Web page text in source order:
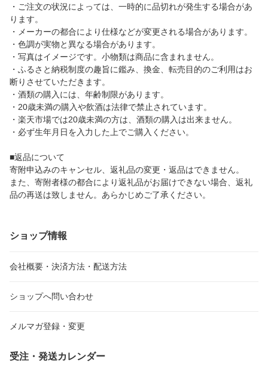
・ご注文の状況によっては、一時的に品切れが発生する場合があ
ります。
・メーカーの都合により仕様などが変更される場合があります。
・色調が実物と異なる場合があります。
・写真はイメージです。小物類は商品に含まれません。
・ふるさと納税制度の趣旨に鑑み、換金、転売目的のご利用はお
断りさせていただきます。
・酒類の購入には、年齢制限があります。
・20歳未満の購入や飲酒は法律で禁止されています。
・楽天市場では20歳未満の方は、酒類の購入は出来ません。
・必ず生年月日を入力した上でご購入ください。
■返品について
寄附申込みのキャンセル、返礼品の変更・返品はできません。
また、寄附者様の都合により返礼品がお届けできない場合、返礼
品の再送は致しません。あらかじめご了承ください。
ショップ情報
会社概要・決済方法・配送方法
ショップへ問い合わせ
メルマガ登録・変更
受注・発送カレンダー